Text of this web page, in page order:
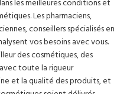
les meilleures conditions et
Les pharmaciens,
conseillers spécialisés en
vos besoins avec vous.
des cosmétiques, des
toute la rigueur
et la qualité des produits, et